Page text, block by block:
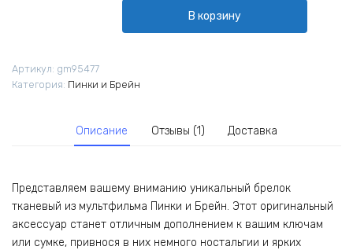
тканевый
из
В корзину
Артикул: gm95477
Категория: Пинки и Брейн
Описание Отзывы (1) Доставка
Представляем вашему вниманию уникальный брелок
тканевый из мультфильма Пинки и Брейн. Этот оригинальный
аксессуар станет отличным дополнением к вашим ключам
или сумке, привнося в них немного ностальгии и ярких